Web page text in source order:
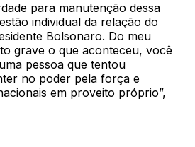
para manutenção dessa
individual da relação do
Bolsonaro. Do meu
grave o que aconteceu, você
pessoa que tentou
no poder pela força e
em proveito próprio”,